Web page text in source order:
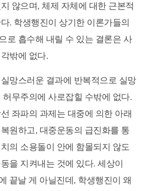
않으며, 체제 자체에 대한 근본적
. 학생행진이 상기한 이론가들의
로 흡수해 내릴 수 있는 결론은 사
밖에 없다.
망스러운 결과에 반복적으로 실망
허무주의에 사로잡힐 수밖에 없다.
좌파의 과제는 대중에 의한 아래
원하고, 대중운동의 급진화를 통
의 소용돌이 안에 함몰되지 않도
을 지켜내는 것에 있다. 세상이
끝날 게 아닐진데, 학생행진이 왜